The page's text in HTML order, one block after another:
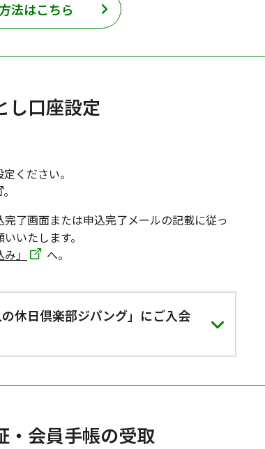
法はこちら
し口座設定
ください。
。
了画面または申込完了メールの記載に従っ
いたします。
」 へ。
休日倶楽部ジパング」にご入会
・会員手帳の受取